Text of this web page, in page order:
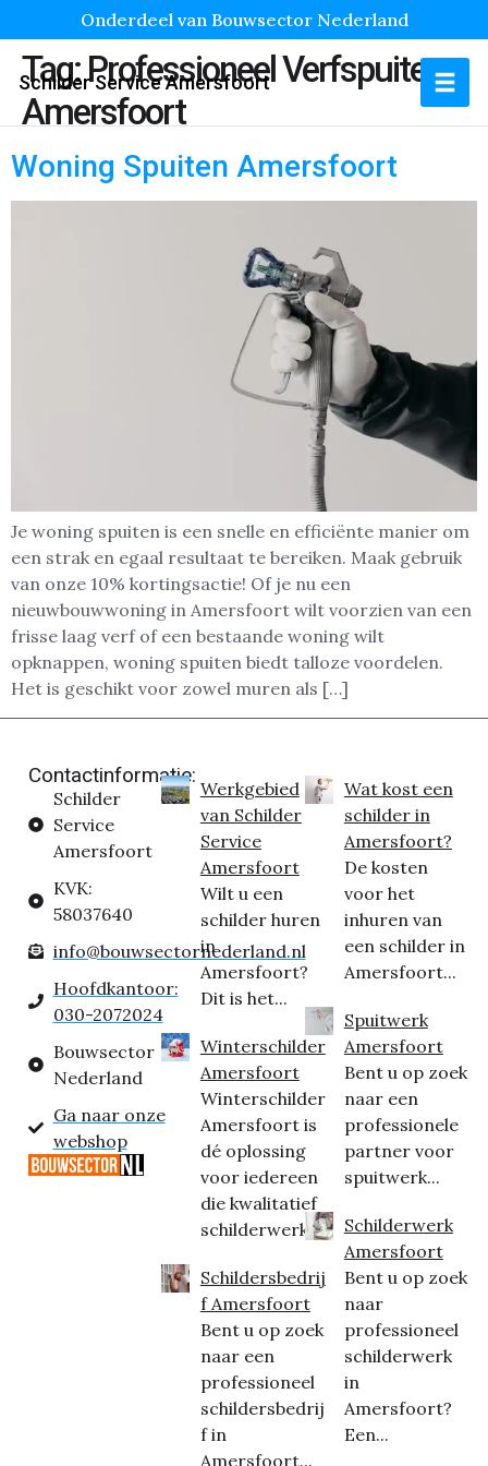
Onderdeel van Bouwsector Nederland
Schilder Service Amersfoort
Tag:Professioneel Verfspuiten
Amersfoort
Woning Spuiten Amersfoort
Je woning spuiten is een snelle en efficiënte manier om
een strak en egaal resultaat te bereiken. Maak gebruik
van onze 10% kortingsactie! Of je nu een
nieuwbouwwoning in Amersfoort wilt voorzien van een
frisse laag verf of een bestaande woning wilt
opknappen, woning spuiten biedt talloze voordelen.
Het is geschikt voor zowel muren als […]
Contactinformatie:
Schilder
Service
Amersfoort
KVK:
58037640
info@bouwsectornederland.nl
Hoofdkantoor:
030-2072024
Bouwsector
Nederland
Ga naar onze
webshop
Werkgebied
van Schilder
Service
Amersfoort
Wilt u een
schilder huren
in
Amersfoort?
Dit is het...
Winterschilder
Amersfoort
Winterschilder
Amersfoort is
dé oplossing
voor iedereen
die kwalitatief
schilderwerk...
Schildersbedrij
f Amersfoort
Bent u op zoek
naar een
professioneel
schildersbedrij
f in
Amersfoort...
Wat kost een
schilder in
Amersfoort?
De kosten
voor het
inhuren van
een schilder in
Amersfoort...
Spuitwerk
Amersfoort
Bent u op zoek
naar een
professionele
partner voor
spuitwerk...
Schilderwerk
Amersfoort
Bent u op zoek
naar
professioneel
schilderwerk
in
Amersfoort?
Een...